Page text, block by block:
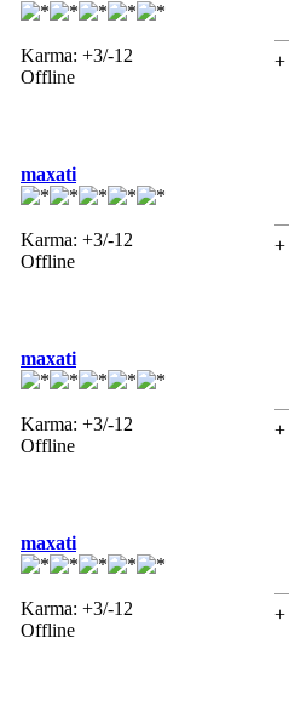
Karma: +3/-12
Offline
+
maxati
Karma: +3/-12
Offline
+
maxati
Karma: +3/-12
Offline
+
maxati
Karma: +3/-12
Offline
+